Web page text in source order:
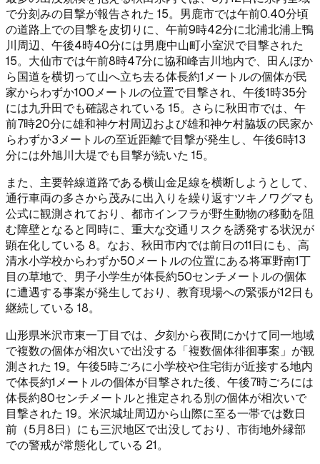
で分刻みの目撃が報告された 15。男鹿市では午前0.40分頃
の道路上での目撃を皮切りに、午前9時42分に北浦北浦上鴨
川周辺、午後4時40分には男鹿中山町小室沢で目撃された
15。大仙市では午前8時47分に協和峰吉川地内で、田んぼか
ら国道を横切って山へ立ち去る体長約1メートルの個体が民
家からわずか100メートルの位置で目撃され、午後1時35分
には九升田でも確認されている 15。さらに秋田市では、午
前7時20分に雄和神ケ村周辺および雄和神ケ村脇坂の民家か
らわずか3メートルの至近距離で目撃が発生し、午後6時13
分には外旭川大堤でも目撃が続いた 15。
また、主要幹線道路である横山金足線を横断しようとして、
通行車両の多さから茂みに出入りを繰り返すツキノワグマも
公式に観測されており、都市インフラが野生動物の移動を阻
む障壁となると同時に、重大な交通リスクを誘発する状況が
顕在化している 8。なお、秋田市内では前日の11日にも、高
清水小学校からわずか50メートルの位置にある将軍野南1丁
目の草地で、男子小学生が体長約50センチメートルの個体
に遭遇する事案が発生しており、教育現場への緊張が12日も
継続している 18。
山形県米沢市東一丁目では、夕刻から夜間にかけて同一地域
で複数の個体が相次いで出没する「複数個体徘徊事案」が観
測された 19。午後5時ごろに小学校や住宅街が近接する地内
で体長約1メートルの個体が目撃された後、午後7時ごろには
体長約80センチメートルと推定される別の個体が相次いで
目撃された 19。米沢城址周辺から山際に至る一帯では数日
前（5月8日）にも三沢地区で出没しており、市街地外縁部
での警戒が常態化している 21。